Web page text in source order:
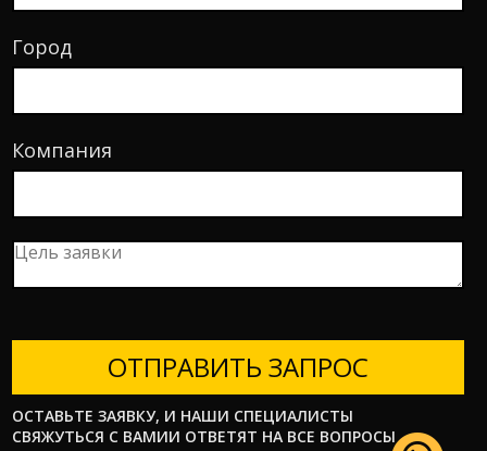
Город
Компания
ОТПРАВИТЬ ЗАПРОС
ОСТАВЬТЕ ЗАЯВКУ, И НАШИ СПЕЦИАЛИСТЫ
СВЯЖУТЬСЯ С ВАМИИ ОТВЕТЯТ НА ВСЕ ВОПРОСЫ